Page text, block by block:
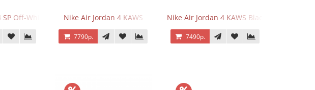
Off-White Sail Nike Air Jordan 4 KAWS
7790р.
Nike Air Jordan 4 KAWS Black
7490р.